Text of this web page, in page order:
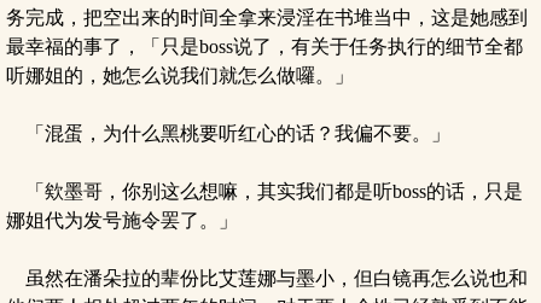
务完成，把空出来的时间全拿来浸淫在书堆当中，这是她感到
最幸福的事了，「只是boss说了，有关于任务执行的细节全都
听娜姐的，她怎么说我们就怎么做囉。」
「混蛋，为什么黑桃要听红心的话？我偏不要。」
「欸墨哥，你别这么想嘛，其实我们都是听boss的话，只是
娜姐代为发号施令罢了。」
虽然在潘朵拉的辈份比艾莲娜与墨小，但白镜再怎么说也和